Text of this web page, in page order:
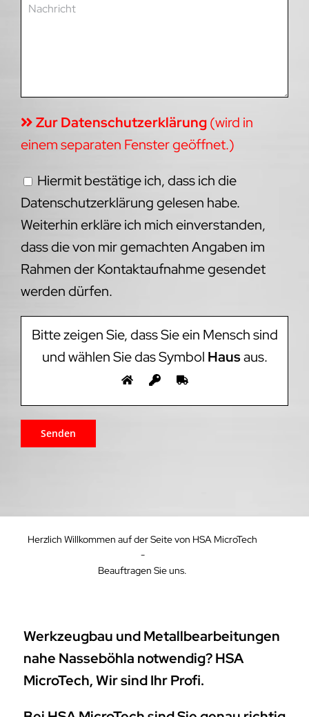
Zur Datenschutzerklärung(wird in
einem separaten Fenster geöffnet.)
Hiermit bestätige ich, dass ich die
Datenschutzerklärung gelesen habe.
Weiterhin erkläre ich mich einverstanden,
dass die von mir gemachten Angaben im
Rahmen der Kontaktaufnahme gesendet
werden dürfen.
Bitte zeigen Sie, dass Sie ein Mensch sind
und wählen Sie das Symbol Hausaus.
Herzlich Willkommen auf der Seite von HSA MicroTech
-
Beauftragen Sie uns.
Werkzeugbau und Metallbearbeitungen
nahe Nasseböhla notwendig? HSA
MicroTech, Wir sind Ihr Profi.